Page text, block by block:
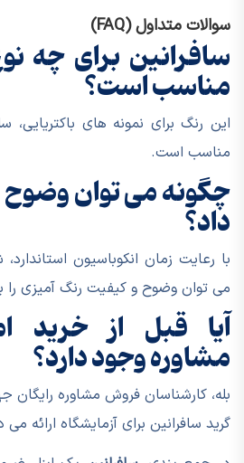
سوالات متداول (FAQ)
سافرانین برای چه
مناسب است؟
این رنگ برای نمونه های
مناسب است.
چگونه می توان وضوح
داد؟
با رعایت زمان انکوباسیون
می توان وضوح و کیفیت رنگ آمیزی را
آیا قبل از خرید
مشاوره وجود دارد؟
بله، کارشناسان فروش مشاوره
گرید سافرانین برای آزمایشگاه ارائه